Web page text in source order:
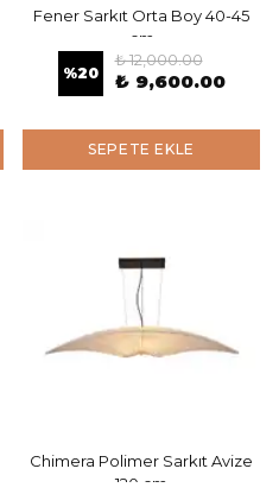
Fener Sarkıt Orta Boy 40-45
cm
%20
₺ 12,000.00
₺ 9,600.00
SEPETE EKLE
Chimera Polimer Sarkıt Avize
120 cm